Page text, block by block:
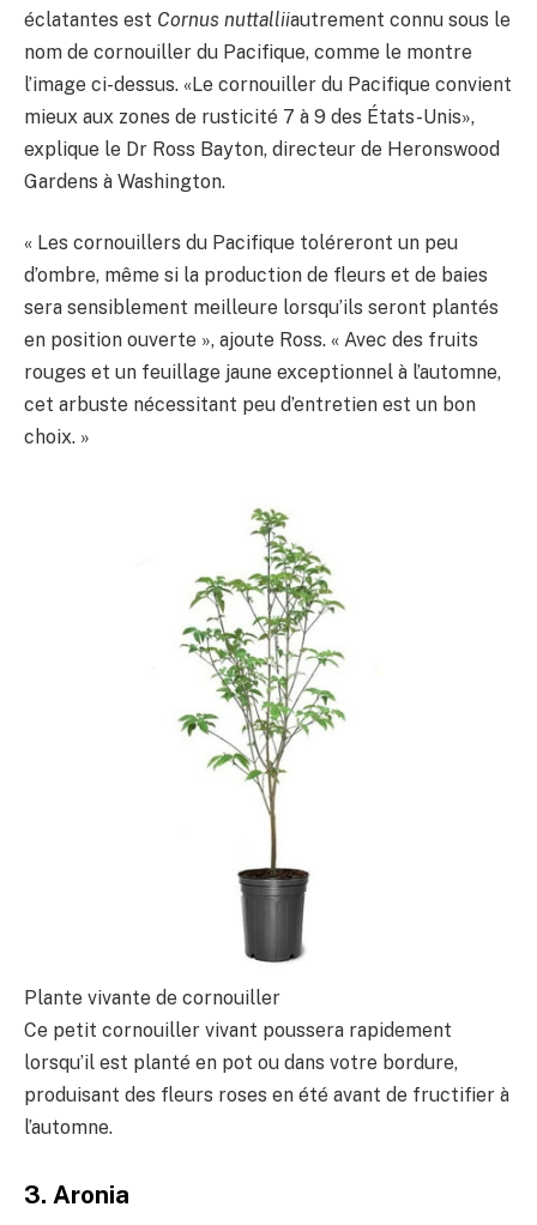
éclatantes est Cornus nuttalliiautrement connu sous le
nom de cornouiller du Pacifique, comme le montre
l’image ci-dessus. «Le cornouiller du Pacifique convient
mieux aux zones de rusticité 7 à 9 des États-Unis»,
explique le Dr Ross Bayton, directeur de Heronswood
Gardens à Washington.
« Les cornouillers du Pacifique toléreront un peu
d’ombre, même si la production de fleurs et de baies
sera sensiblement meilleure lorsqu’ils seront plantés
en position ouverte », ajoute Ross. « Avec des fruits
rouges et un feuillage jaune exceptionnel à l’automne,
cet arbuste nécessitant peu d’entretien est un bon
choix. »
Plante vivante de cornouiller
Ce petit cornouiller vivant poussera rapidement
lorsqu’il est planté en pot ou dans votre bordure,
produisant des fleurs roses en été avant de fructifier à
l’automne.
3. Aronia